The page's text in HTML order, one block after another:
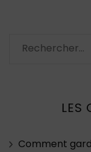
Rechercher :
LES
Comment